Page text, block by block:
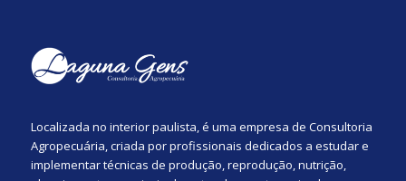
Localizada no interior paulista, é uma empresa de Consultoria
Agropecuária, criada por profissionais dedicados a estudar e
implementar técnicas de produção, reprodução, nutrição,